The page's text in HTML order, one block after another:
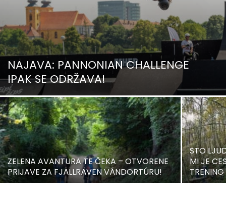
NAJAVA: PANNONIAN CHALLENGE
IPAK SE ODRŽAVA!
ZELENA AVANTURA TE ČEKA – OTVORENE
PRIJAVE ZA FJÄLLRÄVEN VÁNDORTÚRU!
STO
MI JE
TRENING